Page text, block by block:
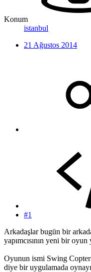
Konum
istanbul
21 Ağustos 2014
#1
Arkadaşlar bugün bir
yapımcısının yeni bir oyun
Oyunun ismi Swing
diye bir uygulamada